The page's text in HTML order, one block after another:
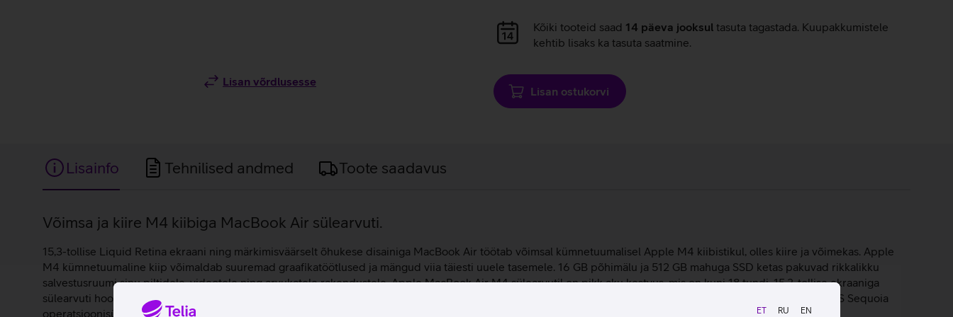
ET RU EN
Lisan võrdlusesse
Andmete
laadimine
Kõiki tooteid saad 14 päeva jooksul tasuta tagastada. Kuupakkumistele
kehtib lisaks ka tasuta saatmine.
Lisan ostukorvi
Lisainfo Tehnilised andmed Toote saadavus
Lisainfo
Võimsa ja kiire M4 kiibiga MacBook Air sülearvuti.
15,3-tollise Liquid Retina ekraani ning märkimisväärselt õhukese disainiga MacBook Air töötab võimsal kümnetuumalisel Apple M4 kiibistikul, olles kiire ja võimekas. Apple
M4 kümnetuumaline kiip võimaldab suuremad graafikatöötlused ja mängud viia täiesti uuele tasemele. 16 GB põhimälu ja 512 GB mahuga SSD ketas pakuvad rikkalikku
salvestusruumi sinu piltidele, videotele ning arvukatele rakendustele. Apple MacBook Air M4 sülearvutil on pikk aku kestvus, mis on kuni 18 tundi. 15,3-tollise ekraaniga
sülearvuti hoolitseb selle eest, et kõik sulle olulised tööd saavad tehtud. Surfa internetis, mängi mänge ja naudi meelelahutust igal pool. Sülearvuti töötab macOS Sequoia
operatsioonisüsteemil.